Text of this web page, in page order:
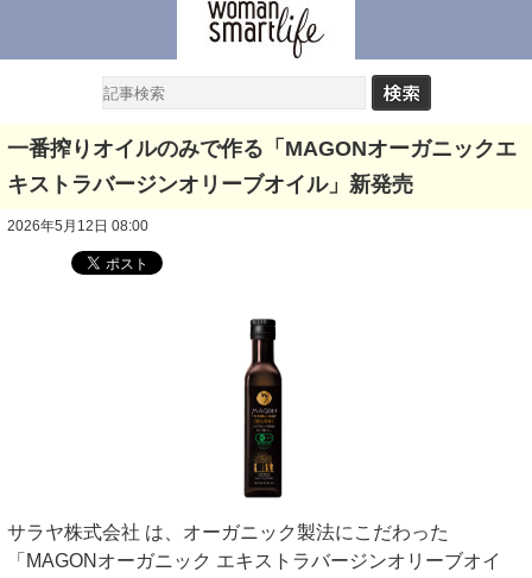
一番搾りオイルのみで作る「MAGONオーガニックエ
キストラバージンオリーブオイル」新発売
2026年5月12日 08:00
サラヤ株式会社 は、オーガニック製法にこだわった
「MAGONオーガニック エキストラバージンオリーブオイ